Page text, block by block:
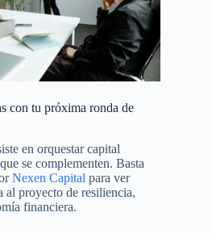
con tu próxima ronda de
en orquestar capital
se complementen. Basta
Nexen Capital para ver
al proyecto de resiliencia,
financiera.